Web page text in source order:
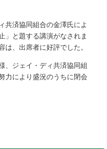
共済協同組合の金澤氏によ
」と題する講演がなされま
は、出席者に好評でした。
、ジェイ・ディ共済協同組
力により盛況のうちに閉会